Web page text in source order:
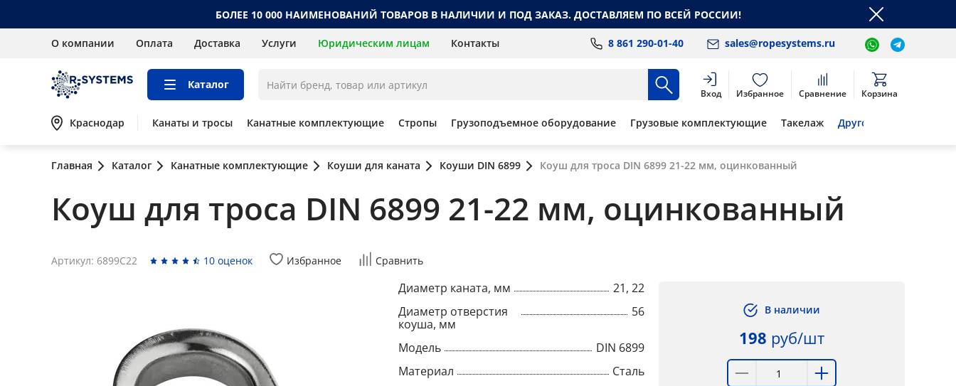
БОЛЕЕ 10 000 НАИМЕНОВАНИЙ ТОВАРОВ В НАЛИЧИИ И ПОД ЗАКАЗ. ДОСТАВЛЯЕМ ПО ВСЕЙ РОССИИ!
О компании Оплата Доставка Услуги Юридическим лицам Контакты 8 861 290-01-40 sales@ropesystems.ru
Каталог
Вход Избранное Сравнение Корзина
Краснодар Канаты и тросы Канатные комплектующие Стропы Грузоподъемное оборудование Грузовые комплектующие Такелаж Другое
Главная Каталог Канатные комплектующие Коуши для каната Коуши DIN 6899 Коуш для троса DIN 6899 21-22 мм, оцинкованный
Коуш для троса DIN 6899 21-22 мм, оцинкованный
Артикул: 6899C22 10 оценок Избранное Сравнить
Диаметр каната, мм
21, 22
Диаметр отверстия
коуша, мм
56
Модель
DIN 6899
Материал
Сталь
В наличии
198 руб/шт